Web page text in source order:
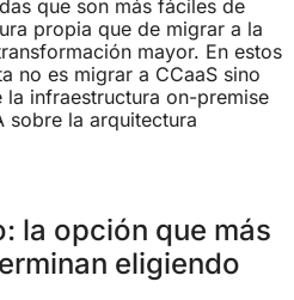
que son más fáciles de
propia que de migrar a la
mayor. En estos
no es migrar a CCaaS sino
la infraestructura on-premise
sobre la arquitectura
la opción que más
eligiendo